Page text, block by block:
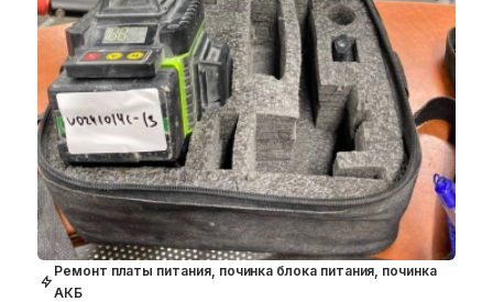
Ремонт платы питания, починка блока питания, починка
АКБ